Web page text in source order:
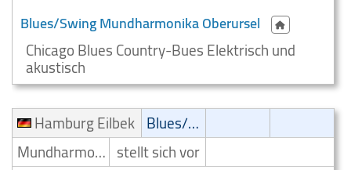
Blues/Swing Mundharmonika Oberursel
Chicago Blues Country-Bues Elektrisch und
akustisch
Hamburg Eilbek
Blues/Swing
Mundharmonikaspieler stellt sich vor